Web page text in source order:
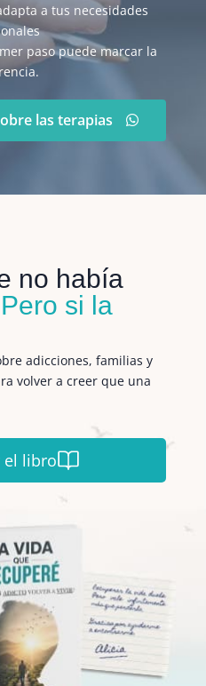
a tus necesidades
paso puede marcar la
las terapias
no había
Pero si la
adicciones, familias y
volver a creer que una
el libro